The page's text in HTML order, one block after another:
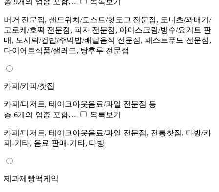
총 9개의 업종 포함…
목록보기
버거 전문점, 샌드위치/토스트/핫도그 전문점, 도너츠/꽈배기/
고로케/호떡 전문점, 피자 전문점, 아이스크림/빙수/요거트 판
매, 도시락/컵밥/주먹밥/배달음식 전문점, 패스트푸드 전문점,
다이어트식품/샐러드, 탕후루 전문점
카페/커피/찻집
카페/디저트, 테이크아웃음료/과일 전문점 등
총 6개의 업종 포함…
목록보기
카페/디저트, 테이크아웃음료/과일 전문점, 전통찻집, 다방/카
페-기타, 음료 판매-기타, 다방
제과제빵떡케익